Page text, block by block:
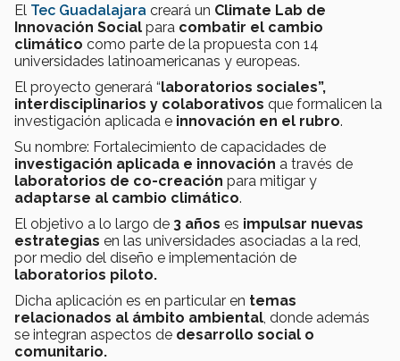
El Tec Guadalajara creará un Climate Lab de
Innovación Social para combatir el cambio
climático como parte de la propuesta con 14
universidades latinoamericanas y europeas.
El proyecto generará “laboratorios sociales”,
interdisciplinarios y colaborativos que formalicen la
investigación aplicada e innovación en el rubro.
Su nombre: Fortalecimiento de capacidades de
investigación aplicada e innovación a través de
laboratorios de co-creación para mitigar y
adaptarse al cambio climático.
El objetivo a lo largo de 3 años es impulsar nuevas
estrategias en las universidades asociadas a la red,
por medio del diseño e implementación de
laboratorios piloto.
Dicha aplicación es en particular en temas
relacionados al ámbito ambiental , donde además
se integran aspectos de desarrollo social o
comunitario.